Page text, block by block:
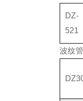
DZ-
521
波纹